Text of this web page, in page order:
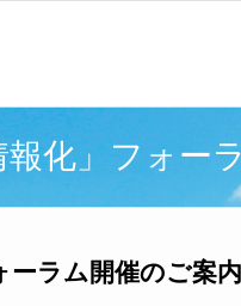
化」フォー
ーラム開催のご案内